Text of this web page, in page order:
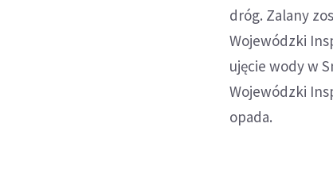
dróg. Zalany
Wojewódzki
ujęcie wody w
Wojewódzki
opada.